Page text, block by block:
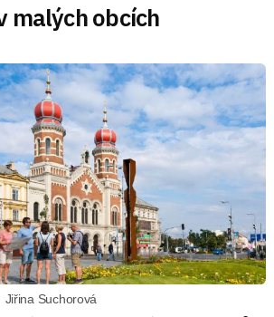
malých obcích
Jiřina Suchorová